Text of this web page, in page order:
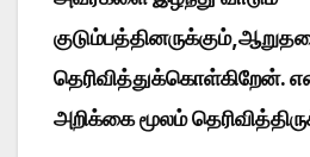
தெரிவித்துக்கொள்கிறேன்.
அறிக்கை மூலம்